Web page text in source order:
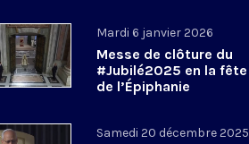
Mardi 6 janvier 2026
Messe de clôture du
#Jubilé2025 en la fête
de l’Épiphanie
Samedi 20 décembre 2025